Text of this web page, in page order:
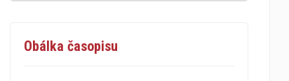
Obálka časopisu